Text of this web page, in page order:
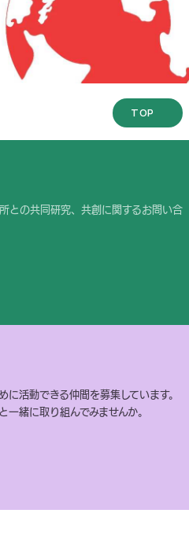
との共同研究、共創に関するお問い合
活動できる仲間を募集しています。
緒に取り組んでみませんか。
TOP